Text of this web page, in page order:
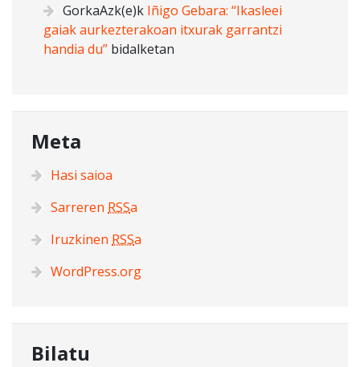
GorkaAzk(e)k Iñigo Gebara: “Ikasleei
gaiak aurkezterakoan itxurak garrantzi
handia du” bidalketan
Meta
Hasi saioa
Sarreren RSSa
Iruzkinen RSSa
WordPress.org
Bilatu